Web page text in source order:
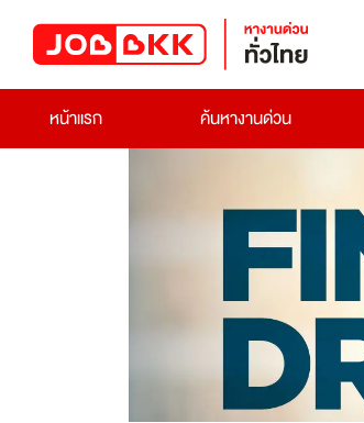
หน้าแรก
ค้นหางานด่วน